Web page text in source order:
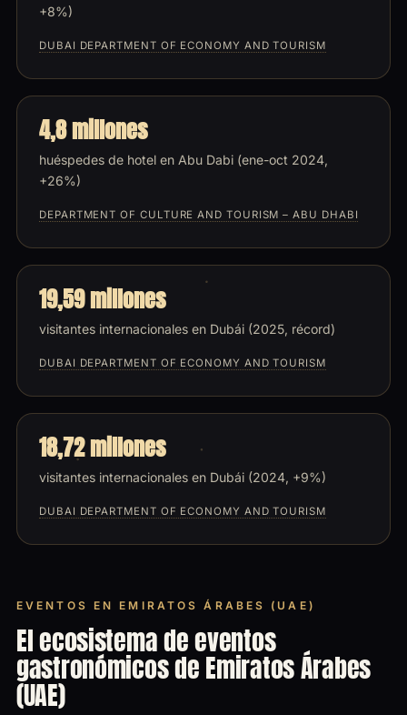
+8%)
DUBAI DEPARTMENT OF ECONOMY AND TOURISM
4,8 millones
huéspedes de hotel en Abu Dabi (ene-oct 2024,
+26%)
DEPARTMENT OF CULTURE AND TOURISM – ABU DHABI
19,59 millones
visitantes internacionales en Dubái (2025, récord)
DUBAI DEPARTMENT OF ECONOMY AND TOURISM
18,72 millones
visitantes internacionales en Dubái (2024, +9%)
DUBAI DEPARTMENT OF ECONOMY AND TOURISM
EVENTOS EN EMIRATOS ÁRABES (UAE)
El ecosistema de eventos
gastronómicos de Emiratos Árabes
(UAE)